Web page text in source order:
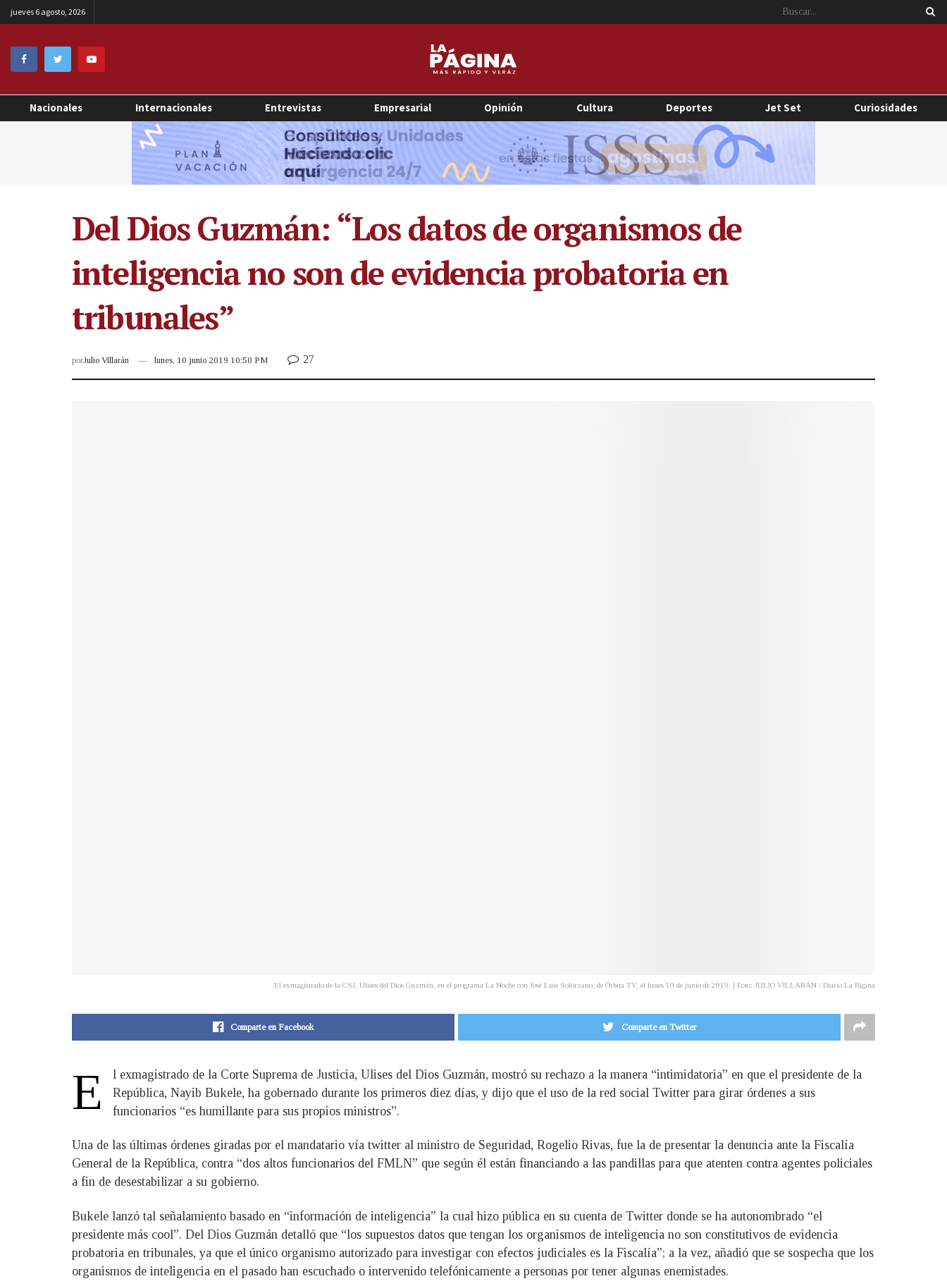
jueves 6 agosto, 2026
Nacionales Internacionales Entrevistas Empresarial Opinión Cultura Deportes Jet Set Curiosidades
Del Dios Guzmán: “Los datos de organismos de
inteligencia no son de evidencia probatoria en
tribunales”
porJulio Villarán lunes, 10 junio 2019 10:50 PM 27
El exmagistrado de la CSJ, Ulises del Dios Guzmán, en el programa La Noche con José Luis Solórzano, de Órbita TV, el lunes 10 de junio de 2019. | Foto: JULIO VILLARÁN / Diario La Página
Comparte en Facebook Comparte en Twitter
E
l exmagistrado de la Corte Suprema de Justicia, Ulises del Dios Guzmán, mostró su rechazo a la manera “intimidatoria” en que el presidente de la
República, Nayib Bukele, ha gobernado durante los primeros diez días, y dijo que el uso de la red social Twitter para girar órdenes a sus
funcionarios “es humillante para sus propios ministros”.
Una de las últimas órdenes giradas por el mandatario vía twitter al ministro de Seguridad, Rogelio Rivas, fue la de presentar la denuncia ante la Fiscalía
General de la República, contra “dos altos funcionarios del FMLN” que según él están financiando a las pandillas para que atenten contra agentes policiales
a fin de desestabilizar a su gobierno.
Bukele lanzó tal señalamiento basado en “información de inteligencia” la cual hizo pública en su cuenta de Twitter donde se ha autonombrado “el
presidente más cool”. Del Dios Guzmán detalló que “los supuestos datos que tengan los organismos de inteligencia no son constitutivos de evidencia
probatoria en tribunales, ya que el único organismo autorizado para investigar con efectos judiciales es la Fiscalía”; a la vez, añadió que se sospecha que los
organismos de inteligencia en el pasado han escuchado o intervenido telefónicamente a personas por tener algunas enemistades.